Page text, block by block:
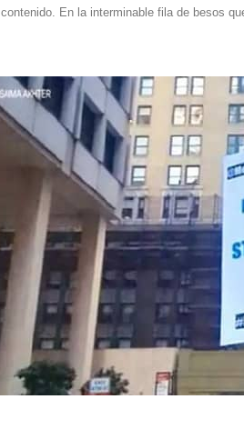
contenido. En la interminable fila de besos